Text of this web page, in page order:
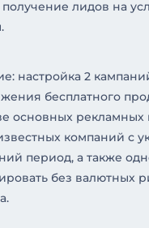
получение лидов на
настройка 2
бесплатного
основных
компаний с
период, а также
без валютных